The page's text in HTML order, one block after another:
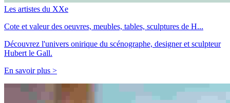
Les artistes du XXe
Cote et valeur des oeuvres, meubles, tables, sculptures de H...
Découvrez l'univers onirique du scénographe, designer et sculpteur
Hubert le Gall.
En savoir plus >